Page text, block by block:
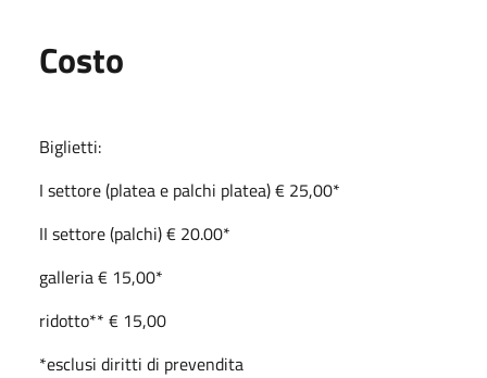
Costo
Biglietti:
I settore (platea e palchi platea) € 25,00*
II settore (palchi) € 20.00*
galleria € 15,00*
ridotto** € 15,00
*esclusi diritti di prevendita